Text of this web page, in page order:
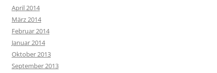
April 2014
März 2014
Februar 2014
Januar 2014
Oktober 2013
September 2013